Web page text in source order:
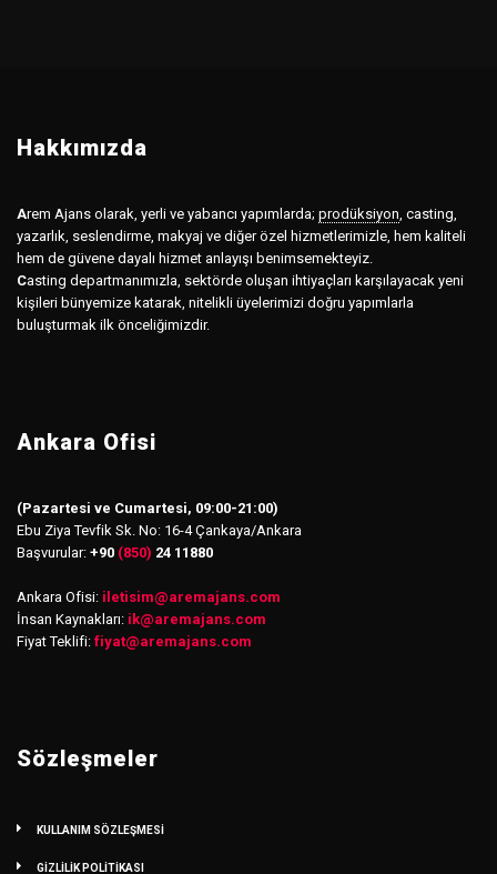
Hakkımızda
Arem Ajans olarak, yerli ve yabancı yapımlarda; prodüksiyon, casting,
yazarlık, seslendirme, makyaj ve diğer özel hizmetlerimizle, hem kaliteli
hem de güvene dayalı hizmet anlayışı benimsemekteyiz.
Casting departmanımızla, sektörde oluşan ihtiyaçları karşılayacak yeni
kişileri bünyemize katarak, nitelikli üyelerimizi doğru yapımlarla
buluşturmak ilk önceliğimizdir.
Ankara Ofisi
(Pazartesi ve Cumartesi, 09:00-21:00)
Ebu Ziya Tevfik Sk. No: 16-4 Çankaya/Ankara
Başvurular: +90 (850) 24 11880
Ankara Ofisi: iletisim@aremajans.com
İnsan Kaynakları: ik@aremajans.com
Fiyat Teklifi: fiyat@aremajans.com
Sözleşmeler
KULLANIM SÖZLEŞMESİ
GİZLİLİK POLİTİKASI